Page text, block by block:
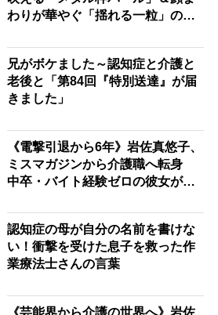
わりが華やぐ「揺れる一粒」の使
兄がボケました～認知症と介護と
老後と「第84回『特別送達』が届
きました」
《電撃引退から6年》岩佐真悠子、
ミスマガジンから介護職へ転身
中卒・バイト経験ゼロの彼女が見
ながら自分らしくいられる」
認知症の母が自分の名前を書けな
い！衝撃を受けた息子を救った作
業療法士さんの言葉
《芸能界から介護の世界へ》岩佐